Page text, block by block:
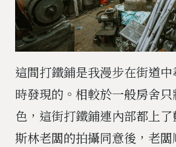
這間打鐵鋪是我漫步在街道
時發現的。相較於一般房舍
色，這街打鐵鋪連內部都上
斯林老闆的拍攝同意後，老